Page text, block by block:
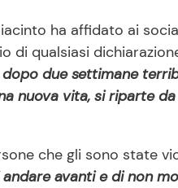
ha affidato ai
di qualsiasi
due settimane
nuova vita, si riparte da
che gli sono state
avanti e di non